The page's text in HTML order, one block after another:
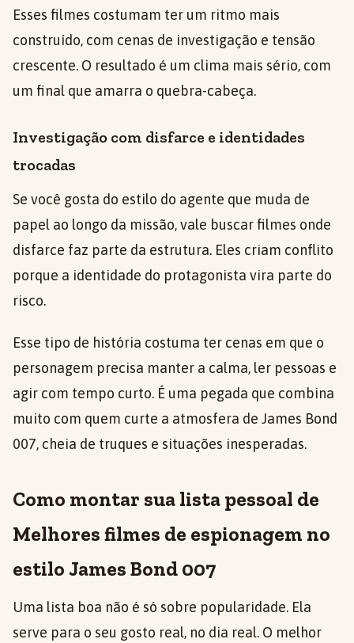
Esses filmes costumam ter um ritmo mais
construído, com cenas de investigação e tensão
crescente. O resultado é um clima mais sério, com
um final que amarra o quebra-cabeça.
Investigação com disfarce e identidades
trocadas
Se você gosta do estilo do agente que muda de
papel ao longo da missão, vale buscar filmes onde
disfarce faz parte da estrutura. Eles criam conflito
porque a identidade do protagonista vira parte do
risco.
Esse tipo de história costuma ter cenas em que o
personagem precisa manter a calma, ler pessoas e
agir com tempo curto. É uma pegada que combina
muito com quem curte a atmosfera de James Bond
007, cheia de truques e situações inesperadas.
Como montar sua lista pessoal de
Melhores filmes de espionagem no
estilo James Bond 007
Uma lista boa não é só sobre popularidade. Ela
serve para o seu gosto real, no dia real. O melhor